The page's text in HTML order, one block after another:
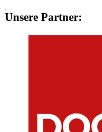
Unsere Partner: